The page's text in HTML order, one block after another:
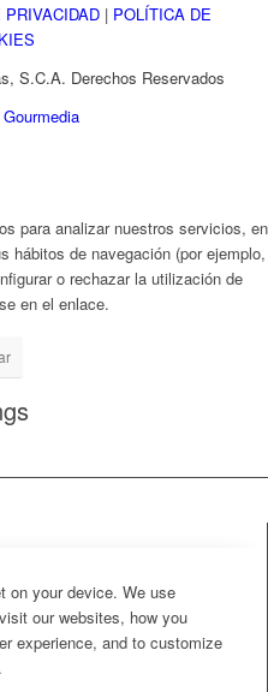
| POLÍTICA DE
S.C.A. Derechos Reservados
Gourmedia
para analizar nuestros servicios, en
hábitos de navegación (por ejemplo,
o rechazar la utilización de
en el enlace.
on your device. We use
our websites, how you
experience, and to customize